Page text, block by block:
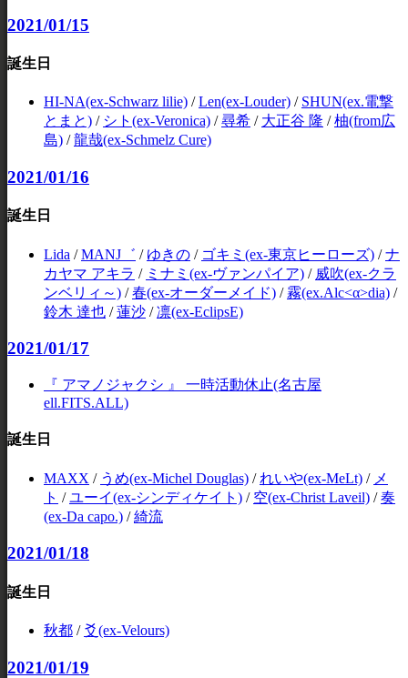
2021/01/15
誕生日
HI-NA(ex-Schwarz lilie) /Len(ex-Louder) / SHUN(ex.電撃
とまと) / シト(ex-Veronica) /尋希 / 大正谷 隆 /柚(from広
島) /龍哉(ex-Schmelz Cure)
2021/01/16
誕生日
Lida /MANJ゛ / ゆきの / ゴキミ(ex-東京ヒーローズ) /ナ
カヤマ アキラ / ミナミ(ex-ヴァンパイア) / 威吹(ex-クラ
ンベリィ～) /春(ex-オーダーメイド) / 霧(ex.Alc<α>dia) /
鈴木 達也 /蓮沙 /凛(ex-EclipsE)
2021/01/17
『 アマノジャクシ 』 一時活動休止(名古屋
ell.FITS.ALL)
誕生日
MAXX / うめ(ex-Michel Douglas) /れいや(ex-MeLt) / メ
ト /ユーイ(ex-シンディケイト) / 空(ex-Christ Laveil) /奏
(ex-Da capo.) /綺流
2021/01/18
誕生日
秋都 / 爻(ex-Velours)
2021/01/19